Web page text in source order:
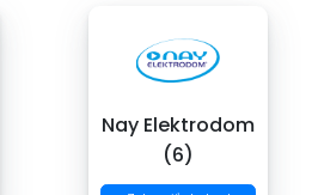
Nay Elektrodom
(6)